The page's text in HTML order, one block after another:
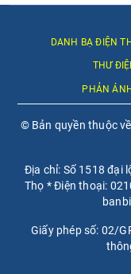
DANH BẠ ĐIỆN
THƯ
PHẢN
© Bản quyền thuộc
Địa chỉ: Số 1518 đại
Thọ * Điện thoại:
Giấy phép số: 02/